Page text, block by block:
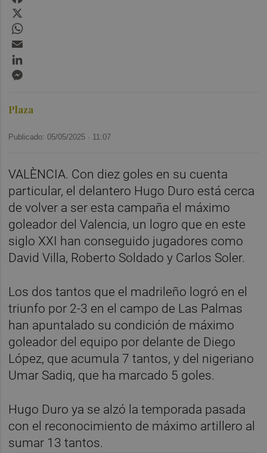
Plaza
Publicado: 05/05/2025 · 11:07
VALÈNCIA. Con diez goles en su cuenta
particular, el delantero Hugo Duro está cerca
de volver a ser esta campaña el máximo
goleador del Valencia, un logro que en este
siglo XXI han conseguido jugadores como
David Villa, Roberto Soldado y Carlos Soler.
Los dos tantos que el madrileño logró en el
triunfo por 2-3 en el campo de Las Palmas
han apuntalado su condición de máximo
goleador del equipo por delante de Diego
López, que acumula 7 tantos, y del nigeriano
Umar Sadiq, que ha marcado 5 goles.
Hugo Duro ya se alzó la temporada pasada
con el reconocimiento de máximo artillero al
sumar 13 tantos.